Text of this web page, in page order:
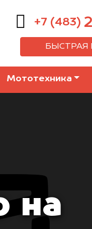
+7 (483)
Мототехника
на